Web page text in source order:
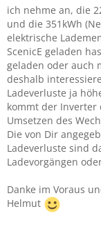
Das Auto gibt für
pro 100km von
die Abrechnung
angegeben kWh
wenig
(SüdOst-
der Rest ist
Ybbstaler-Alpen -
meistens an auf
max Speed hier
Netto geladen
Brutto geladen
und EVN sowie
ich nehme an, die
und die 351kWh
elektrische
ScenicE geladen
geladen oder auch
deshalb
Ladeverluste ja
kommt der Inverter
Umsetzen des
Die von Dir
Ladeverluste sind
Ladevorgängen
Danke im Voraus
Helmut